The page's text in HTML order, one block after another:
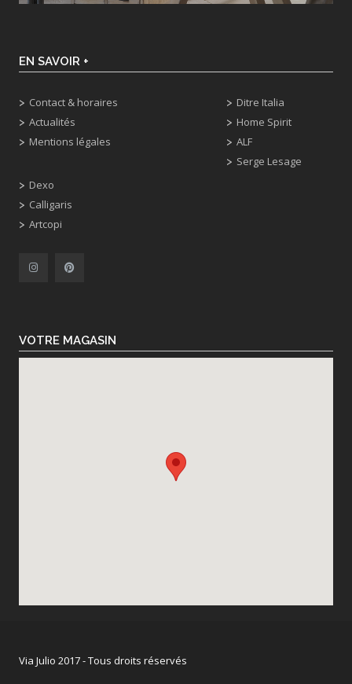
EN SAVOIR +
Contact & horaires
Actualités
Mentions légales
Dexo
Calligaris
Artcopi
Ditre Italia
Home Spirit
ALF
Serge Lesage
VOTRE MAGASIN
Via Julio 2017 - Tous droits réservés